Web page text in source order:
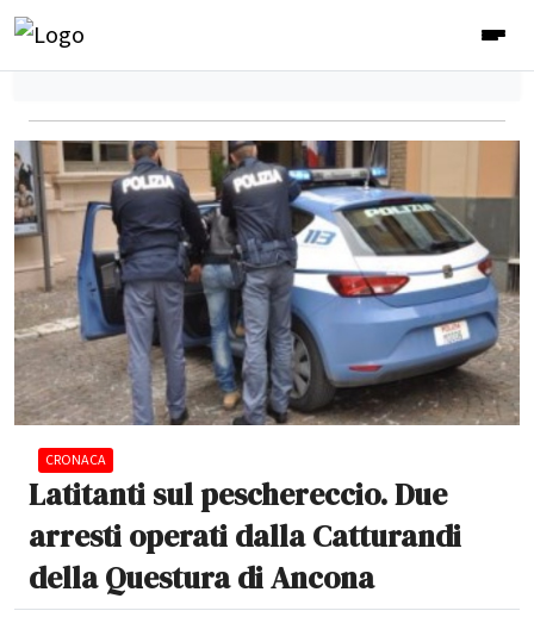
CRONACA
Latitanti sul peschereccio. Due
arresti operati dalla Catturandi
della Questura di Ancona